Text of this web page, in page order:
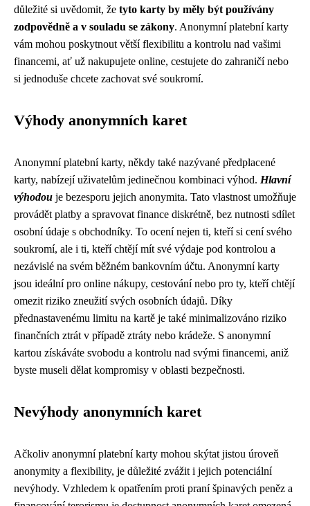
důležité si uvědomit, že tyto karty by měly být používány
zodpovědně a v souladu se zákony. Anonymní platební karty
vám mohou poskytnout větší flexibilitu a kontrolu nad vašimi
financemi, ať už nakupujete online, cestujete do zahraničí nebo
si jednoduše chcete zachovat své soukromí.
Výhody anonymních karet
Anonymní platební karty, někdy také nazývané předplacené
karty, nabízejí uživatelům jedinečnou kombinaci výhod. Hlavní
výhodou je bezesporu jejich anonymita. Tato vlastnost umožňuje
provádět platby a spravovat finance diskrétně, bez nutnosti sdílet
osobní údaje s obchodníky. To ocení nejen ti, kteří si cení svého
soukromí, ale i ti, kteří chtějí mít své výdaje pod kontrolou a
nezávislé na svém běžném bankovním účtu. Anonymní karty
jsou ideální pro online nákupy, cestování nebo pro ty, kteří chtějí
omezit riziko zneužití svých osobních údajů. Díky
přednastavenému limitu na kartě je také minimalizováno riziko
finančních ztrát v případě ztráty nebo krádeže. S anonymní
kartou získáváte svobodu a kontrolu nad svými financemi, aniž
byste museli dělat kompromisy v oblasti bezpečnosti.
Nevýhody anonymních karet
Ačkoliv anonymní platební karty mohou skýtat jistou úroveň
anonymity a flexibility, je důležité zvážit i jejich potenciální
nevýhody. Vzhledem k opatřením proti praní špinavých peněz a